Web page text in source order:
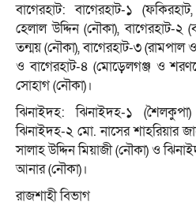
বাগেরহাট: বাগেরহাট-১
হেলাল উদ্দিন (নৌকা), বাগেরহাট-
তন্ময় (নৌকা), বাগেরহাট-৩ (রামপাল
ও বাগেরহাট-৪ (মোড়েলগঞ্জ ও
সোহাগ (নৌকা)।
ঝিনাইদহ: ঝিনাইদহ-১
ঝিনাইদহ-২ মো. নাসের শাহরিয়ার
সালাহ উদ্দিন মিয়াজী (নৌকা) ও
আনার (নৌকা)।
রাজশাহী বিভাগ